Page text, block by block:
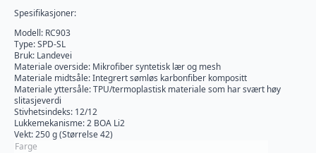
Spesifikasjoner:
Modell: RC903
Type: SPD-SL
Bruk: Landevei
Materiale overside: Mikrofiber syntetisk lær og mesh
Materiale midtsåle: Integrert sømløs karbonfiber kompositt
Materiale yttersåle: TPU/termoplastisk materiale som har svært høy
slitasjeverdi
Stivhetsindeks: 12/12
Lukkemekanisme: 2 BOA Li2
Vekt: 250 g (Størrelse 42)
Farge